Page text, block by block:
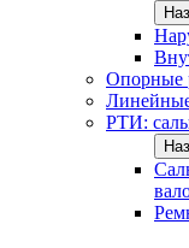
Опорные
РТИ: